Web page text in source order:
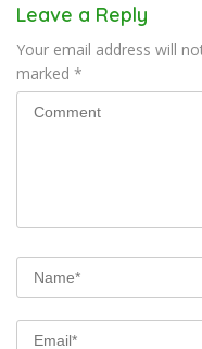
Leave a Reply
Your email address will
marked *